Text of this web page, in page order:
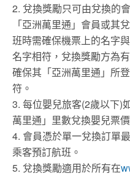
2. 兌換獎勵只可由兌換的
「亞洲萬里通」會員或其
班時需確保機票上的名字
名字相符，兌換獎勵方為
確保其「亞洲萬里通」所
符。
3. 每位嬰兒旅客(2歲以下)
萬里通」里數兌換嬰兒票價
4. 會員憑於單一兌換訂單
乘客預訂航班。
5. 兌換獎勵適用於所有在